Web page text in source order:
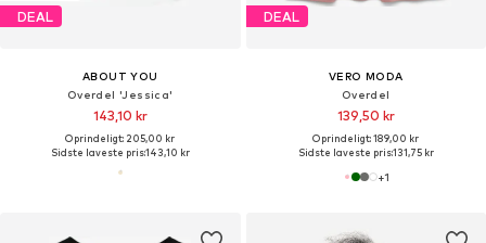
DEAL
ABOUT YOU
Overdel 'Jessica'
143,10 kr
Oprindeligt: 205,00 kr
Sidste laveste pris:143,10 kr
DEAL
VERO MODA
Overdel
139,50 kr
Oprindeligt: 189,00 kr
Sidste laveste pris:131,75 kr
+1